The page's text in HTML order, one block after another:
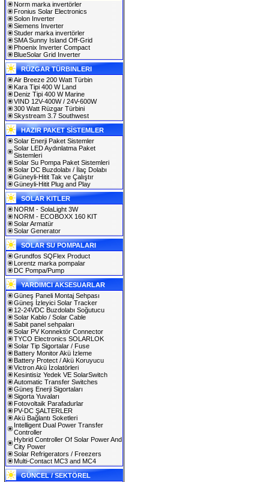
Norm marka invertörler
Fronius Solar Electronics
Solon Inverter
Siemens Inverter
Studer marka invertörler
SMA Sunny Island Off-Grid
Phoenix Inverter Compact
BlueSolar Grid Inverter
RÜZGAR TÜRBINLERI
Air Breeze 200 Watt Türbin
Kara Tipi 400 W Land
Deniz Tipi 400 W Marine
VIND 12V-400W / 24V-600W
300 Watt Rüzgar Türbini
Skystream 3.7 Southwest
HAZIR PAKET SİSTEMLER
Solar Enerji Paket Sistemler
Solar LED Aydınlatma Paket
Sistemleri
Solar Su Pompa Paket Sistemleri
Solar DC Buzdolabı / İlaç Dolabı
Güneyli-Hitit Tak ve Çalıştır
Güneyli-Hitit Plug and Play
SOLAR KITLER
NORM - SolaLight 3W
NORM - ECOBOXX 160 KIT
Solar Armatür
Solar Generator
SOLAR SU POMPALARI
Grundfos SQFlex Product
Lorentz marka pompalar
DC Pompa/Pump
YARDIMCI AKSESUARLAR
Güneş Paneli Montaj Sehpası
Güneş İzleyici Solar Tracker
12-24VDC Buzdolabı Soğutucu
Solar Kablo / Solar Cable
Sabit panel sehpaları
Solar PV Konnektör Connector
TYCO Electronics SOLARLOK
Solar Tip Sigortalar / Fuse
Battery Monitor Akü İzleme
Battery Protect / Akü Koruyucu
Victron Akü İzolatörleri
Kesintisiz Yedek VE SolarSwitch
Automatic Transfer Switches
Güneş Enerji Sigortaları
Sigorta Yuvaları
Fotovoltaik Parafadurlar
PV-DC ŞALTERLER
Akü Bağlantı Soketleri
Intelligent Dual Power Transfer
Controller
Hybrid Controller Of Solar Power And
City Power
Solar Refrigerators / Freezers
Multi-Contact MC3 and MC4
GÜNCEL / SEKTÖREL